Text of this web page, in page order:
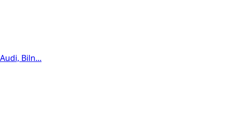
Audi, Biln...